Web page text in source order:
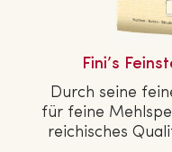
Fini’s
Durch seine
für feine
rei­chi­sches